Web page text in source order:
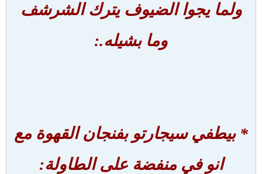
ولما يجوا الضيوف يترك الشرشف
وما بشيله.:
* بيطفي سيجارتو بفنجان القهوة مع
انو في منفضة على الطاولة: